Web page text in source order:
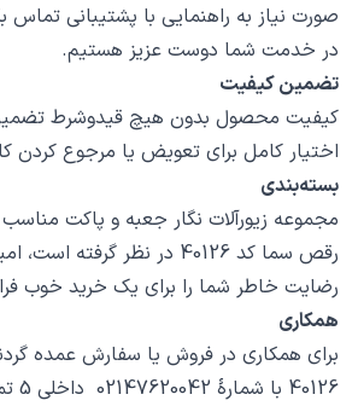
صورت نیاز به راهنمایی با پشتیبانی تماس
در خدمت شما دوست عزیز هستیم.
تضمین کیفیت
کیفیت محصول بدون هیچ قیدوشرط
اختیار کامل برای تعویض یا مرجوع کردن
بسته‌بندی
مجموعه زیورآلات نگار جعبه و پاکت مناسب
رقص سما کد 40126 در نظر گرفته
رضایت خاطر شما را برای یک خرید خوب
همکاری
برای
40126 با شمارهٔ 02147620042 داخلی 5 تماس بگیرید.